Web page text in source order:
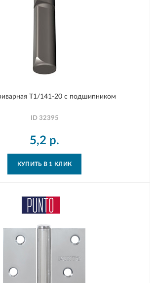
T1/141-20 с подшипником
ID 32395
5,2 р.
КУПИТЬ В 1 КЛИК